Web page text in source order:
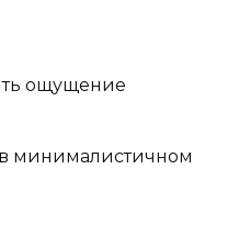
ощущение
минималистичном